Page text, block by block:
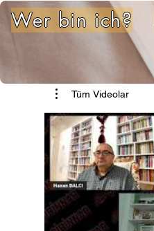
Wer bin ich?
Tüm Videolar